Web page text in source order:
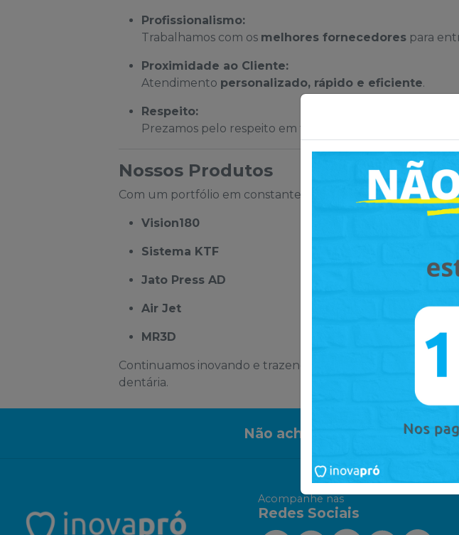
Profissionalismo:
Trabalhamos com os melhores fornecedores para
Proximidade ao Cliente:
Atendimento personalizado, rápido e eficiente.
Respeito:
Prezamos pelo respeito em todas as nossas relações e
Nossos Produtos
Com um portfólio em constante evolução, destacamos
Vision180
Sistema KTF
Jato Press AD
Air Jet
MR3D
Continuamos inovando e trazendo novidades a cada mês,
dentária.
Não achou algum produto?
Acompanhe nas
Redes Sociais